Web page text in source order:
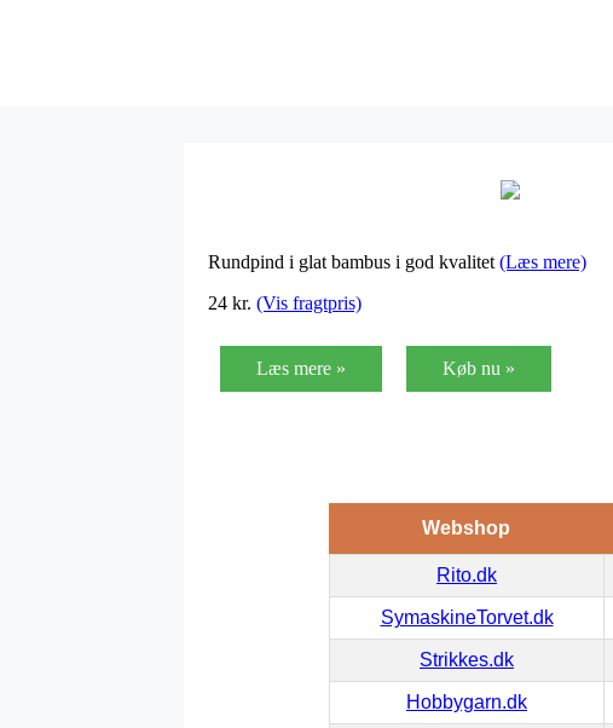
Rundpind i glat bambus i god kvalitet (Læs mere)
24 kr. (Vis fragtpris)
Læs mere » Køb nu »
Webshop
Rito.dk
SymaskineTorvet.dk
Strikkes.dk
Hobbygarn.dk